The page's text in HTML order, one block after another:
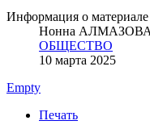
Информация о материале
Нонна АЛМАЗОВА
ОБЩЕСТВО
10 марта 2025
Empty
Печать